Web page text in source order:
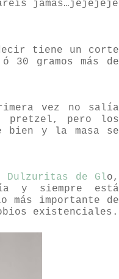
jamás…jejejeje
tiene un corte
gramos más de
vez no salía
pretzel, pero los
bien y la masa se
Dulzuritas de Glo,
y siempre está
más importante de
existenciales.